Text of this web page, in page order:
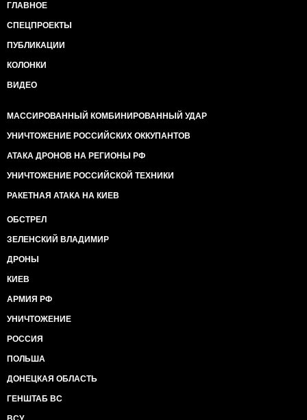
ГЛАВНОЕ
СПЕЦПРОЕКТЫ
ПУБЛИКАЦИИ
КОЛОНКИ
ВИДЕО
МАССИРОВАННЫЙ КОМБИНИРОВАННЫЙ УДАР
УНИЧТОЖЕНИЕ РОССИЙСКИХ ОККУПАНТОВ
АТАКА ДРОНОВ НА РЕГИОНЫ РФ
УНИЧТОЖЕНИЕ РОССИЙСКОЙ ТЕХНИКИ
РАКЕТНАЯ АТАКА НА КИЕВ
ОБСТРЕЛ
ЗЕЛЕНСКИЙ ВЛАДИМИР
ДРОНЫ
КИЕВ
АРМИЯ РФ
УНИЧТОЖЕНИЕ
РОССИЯ
ПОЛЬША
ДОНЕЦКАЯ ОБЛАСТЬ
ГЕНШТАБ ВС